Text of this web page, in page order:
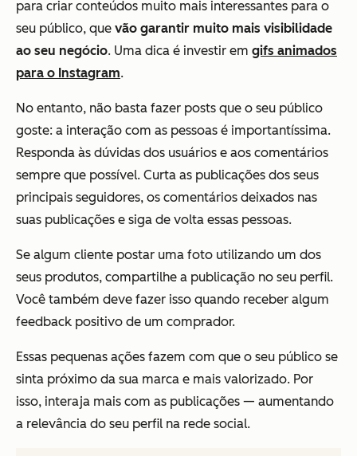
para criar conteúdos muito mais interessantes para o
seu público, que vão garantir muito mais visibilidade
ao seu negócio. Uma dica é investir em gifs animados
para o Instagram.
No entanto, não basta fazer posts que o seu público
goste: a interação com as pessoas é importantíssima.
Responda às dúvidas dos usuários e aos comentários
sempre que possível. Curta as publicações dos seus
principais seguidores, os comentários deixados nas
suas publicações e siga de volta essas pessoas.
Se algum cliente postar uma foto utilizando um dos
seus produtos, compartilhe a publicação no seu perfil.
Você também deve fazer isso quando receber algum
feedback positivo de um comprador.
Essas pequenas ações fazem com que o seu público se
sinta próximo da sua marca e mais valorizado. Por
isso, interaja mais com as publicações — aumentando
a relevância do seu perfil na rede social.